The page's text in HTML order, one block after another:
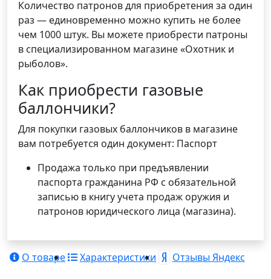
Количество патронов для приобретения за один
раз — единовременно можно купить не более
чем 1000 штук. Вы можете приобрести патроны
в специализированном магазине «Охотник и
рыболов».
Как приобрести газовые
баллончики?
Для покупки газовых баллончиков в магазине
вам потребуется один документ: Паспорт
Продажа только при предъявлении
паспорта гражданина РФ с обязательной
записью в книгу учета продаж оружия и
патронов юридического лица (магазина).
О товаре Характеристики Отзывы Яндекс